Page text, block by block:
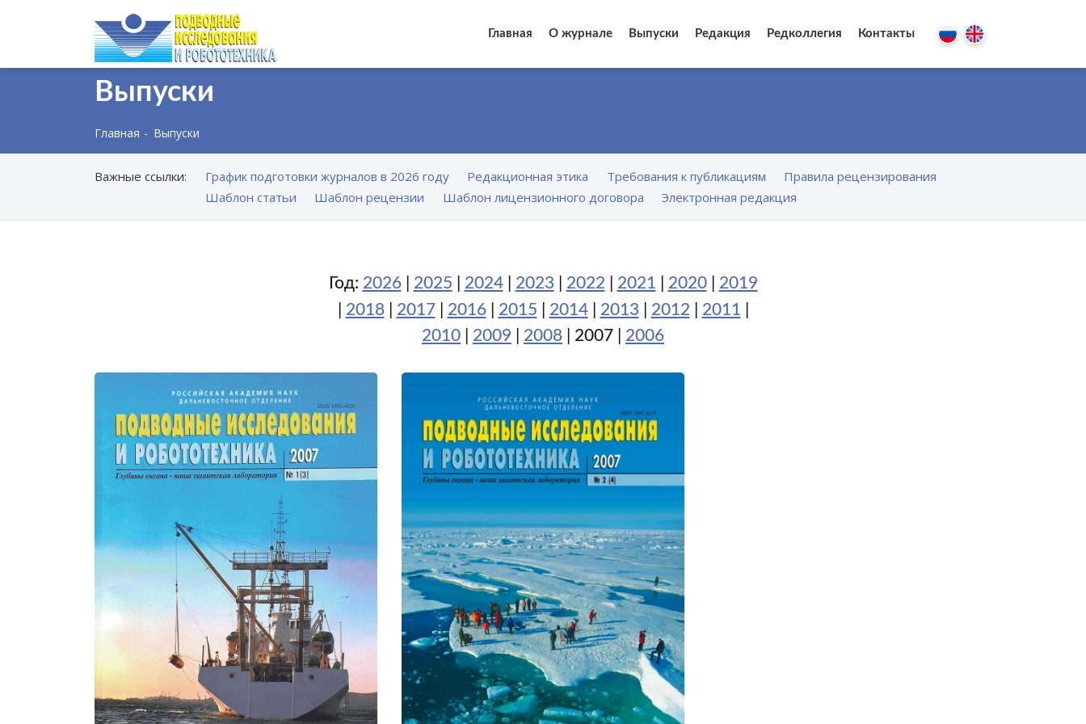
Главная О журнале Выпуски Редакция Редколлегия Контакты
Выпуски
Главная Выпуски
Важные ссылки: График подготовки журналов в 2026 году Редакционная этика Требования к публикациям
Правила рецензирования
Шаблон статьи
Шаблон рецензии Шаблон лицензионного договора Электронная редакция
Год: 2026| 2025 2024| 2023 2022 2021 2020| 2019
2018| 2017| 2016| 2015 2014| 2013 2012 2011
2010
2009 2008 | 2007 | 2006